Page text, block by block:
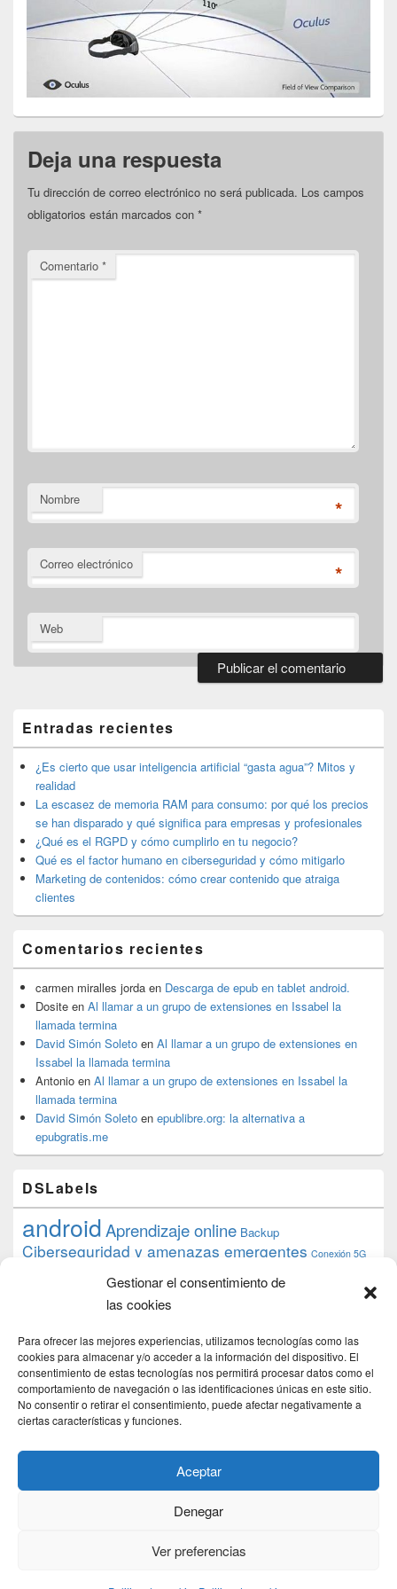
Gestionar el consentimiento de
las cookies
Para ofrecer las mejores experiencias, utilizamos tecnologías como las
cookies para almacenar y/o acceder a la información del dispositivo. El
consentimiento de estas tecnologías nos permitirá procesar datos como el
comportamiento de navegación o las identificaciones únicas en este sitio.
No consentir o retirar el consentimiento, puede afectar negativamente a
ciertas características y funciones.
Aceptar
Denegar
Ver preferencias
Deja una respuesta
Tu dirección de correo electrónico no será publicada. Los campos
obligatorios están marcados con *
Comentario *
Nombre *
Correo electrónico *
Web
de
widget
barra
lateral
primaria
Entradas recientes
¿Es cierto que usar inteligencia artificial “gasta agua”? Mitos y
realidad
La escasez de memoria RAM para consumo: por qué los precios
se han disparado y qué significa para empresas y profesionales
¿Qué es el RGPD y cómo cumplirlo en tu negocio?
Qué es el factor humano en ciberseguridad y cómo mitigarlo
Marketing de contenidos: cómo crear contenido que atraiga
clientes
Comentarios recientes
carmen miralles jorda en Descarga de epub en tablet android.
Dosite en Al llamar a un grupo de extensiones en Issabel la
llamada termina
David Simón Soleto en Al llamar a un grupo de extensiones en
Issabel la llamada termina
Antonio en Al llamar a un grupo de extensiones en Issabel la
llamada termina
David Simón Soleto en epublibre.org: la alternativa a
epubgratis.me
DSLabels
androidAprendizaje online Backup
Ciberseguridad y amenazas emergentes Conexión 5G
datos debian desarrollo web
Formación Google
iphone
proyecto PS4 python Raspberryraspberrypi
raspbian review Servidor Web Sostenibilidad
tecnológicaTecnología torrent
transmissiontutorial ubuntu server Windows
Theme: Catch Box byCatch Themes